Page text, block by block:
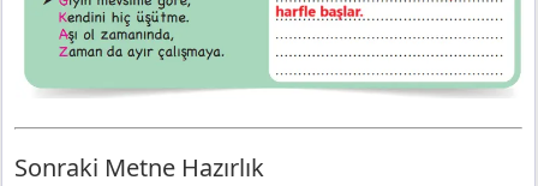
Sonraki Metne Hazırlık